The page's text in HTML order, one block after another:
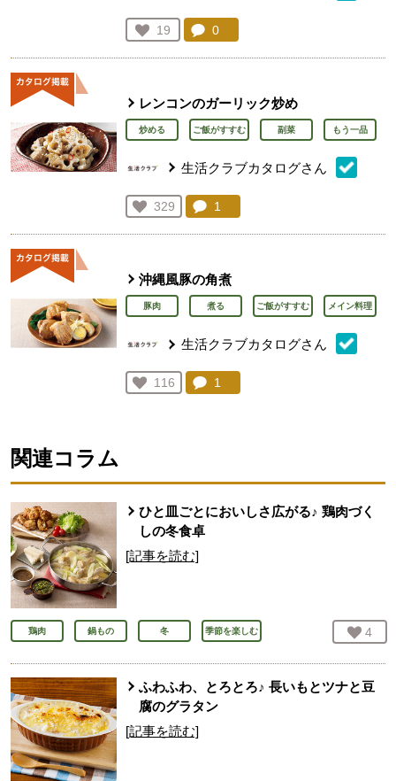
お気に入り登録：
19
人が登録
コメント：
0
レンコンのガーリック炒め
炒める ご飯がすすむ 副菜 もう一品
生活クラブカタログさん
お気に入り登録：
329
人が登録
コメント：
1
沖縄風豚の角煮
豚肉 煮る ご飯がすすむ メイン料理
生活クラブカタログさん
お気に入り登録：
116
人が登録
コメント：
1
関連コラム
ひと皿ごとにおいしさ広がる♪ 鶏肉づく
しの冬食卓
[記事を読む]
鶏肉 鍋もの 冬 季節を楽しむ お気
4
ふわふわ、とろとろ♪ 長いもとツナと豆
腐のグラタン
[記事を読む]